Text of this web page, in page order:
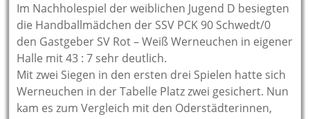
Im Nachholespiel der weiblichen Jugend D besiegten
die Handballmädchen der SSV PCK 90 Schwedt/0
den Gastgeber SV Rot – Weiß Werneuchen in eigener
Halle mit 43 : 7 sehr deutlich.
Mit zwei Siegen in den ersten drei Spielen hatte sich
Werneuchen in der Tabelle Platz zwei gesichert. Nun
kam es zum Vergleich mit den Oderstädterinnen,